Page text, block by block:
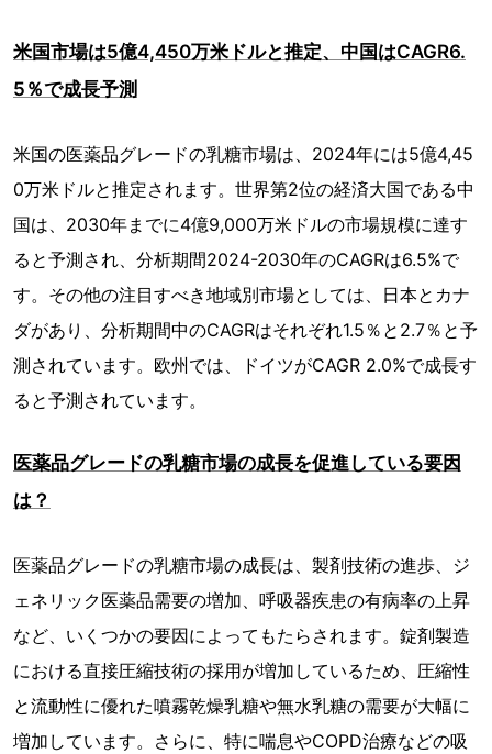
米国市場は5億4,450万米ドルと推定、中国はCAGR6.
5％で成長予測
米国の医薬品グレードの乳糖市場は、2024年には5億4,45
0万米ドルと推定されます。世界第2位の経済大国である中
国は、2030年までに4億9,000万米ドルの市場規模に達す
ると予測され、分析期間2024-2030年のCAGRは6.5%で
す。その他の注目すべき地域別市場としては、日本とカナ
ダがあり、分析期間中のCAGRはそれぞれ1.5％と2.7％と予
測されています。欧州では、ドイツがCAGR 2.0%で成長す
ると予測されています。
医薬品グレードの乳糖市場の成長を促進している要因
は？
医薬品グレードの乳糖市場の成長は、製剤技術の進歩、ジ
ェネリック医薬品需要の増加、呼吸器疾患の有病率の上昇
など、いくつかの要因によってもたらされます。錠剤製造
における直接圧縮技術の採用が増加しているため、圧縮性
と流動性に優れた噴霧乾燥乳糖や無水乳糖の需要が大幅に
増加しています。さらに、特に喘息やCOPD治療などの吸